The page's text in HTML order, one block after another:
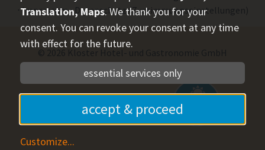
mvp.de- Urlaub in
Mecklenburg-Vorpommern
⋅ Impressum⋅ Datenschutz(Zustimmungseinstellungen)
Translation, Maps. We thank you for your
consent. You can revoke your consent at any time
with effect for the future.
Customize...
essential services only
accept & proceed